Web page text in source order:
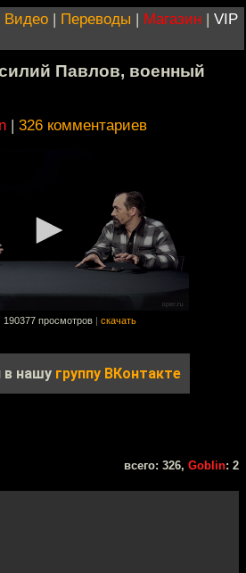
Видео | Переводы | Магазин | VIP
Павлов, военный
| 326 комментариев
190377 просмотров скачать
в нашу группу ВКонтакте
всего: 326, Goblin: 2